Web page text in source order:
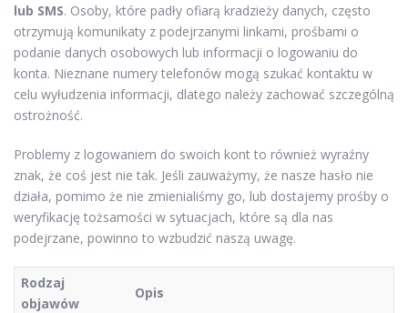
lub SMS. Osoby, które padły ofiarą kradzieży danych, często
otrzymują komunikaty z podejrzanymi linkami, prośbami o
podanie danych osobowych lub informacji o logowaniu do
konta. Nieznane numery telefonów mogą szukać kontaktu w
celu wyłudzenia informacji, dlatego należy zachować szczególną
ostrożność.
Problemy z logowaniem do swoich kont to również wyraźny
znak, że coś jest nie tak. Jeśli zauważymy, że nasze hasło nie
działa, pomimo że nie zmienialiśmy go, lub dostajemy prośby o
weryfikację tożsamości w sytuacjach, które są dla nas
podejrzane, powinno to wzbudzić naszą uwagę.
Rodzaj
objawów
Opis